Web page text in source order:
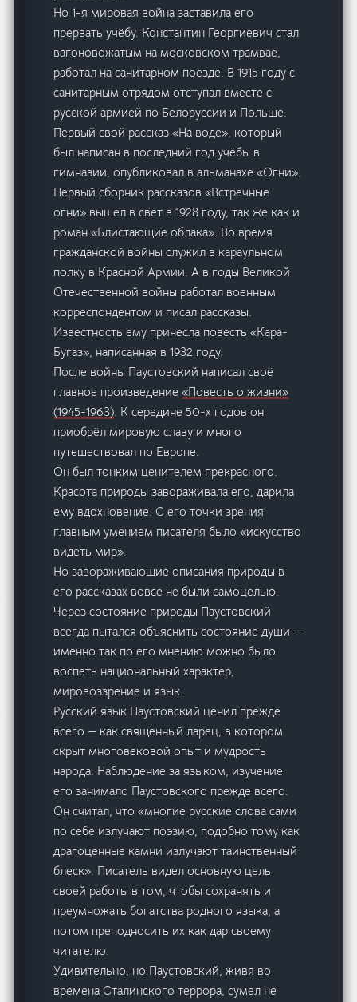
Но 1-я мировая война заставила его
прервать учёбу. Константин Георгиевич стал
вагоновожатым на московском трамвае,
работал на санитарном поезде. В 1915 году с
санитарным отрядом отступал вместе с
русской армией по Белоруссии и Польше.
Первый свой рассказ «На воде», который
был написан в последний год учёбы в
гимназии, опубликовал в альманахе «Огни».
Первый сборник рассказов «Встречные
огни» вышел в свет в 1928 году, так же как и
роман «Блистающие облака». Во время
гражданской войны служил в караульном
полку в Красной Армии. А в годы Великой
Отечественной войны работал военным
корреспондентом и писал рассказы.
Известность ему принесла повесть «Кара-
Бугаз», написанная в 1932 году.
После войны Паустовский написал своё
главное произведение«Повесть о жизни»
(1945-1963). К середине 50-х годов он
приобрёл мировую славу и много
путешествовал по Европе.
Он был тонким ценителем прекрасного.
Красота природы завораживала его, дарила
ему вдохновение. С его точки зрения
главным умением писателя было «искусство
видеть мир».
Но завораживающие описания природы в
его рассказах вовсе не были самоцелью.
Через состояние природы Паустовский
всегда пытался объяснить состояние души —
именно так по его мнению можно было
воспеть национальный характер,
мировоззрение и язык.
Русский язык Паустовский ценил прежде
всего — как священный ларец, в котором
скрыт многовековой опыт и мудрость
народа. Наблюдение за языком, изучение
его занимало Паустовского прежде всего.
Он считал, что «многие русские слова сами
по себе излучают поэзию, подобно тому как
драгоценные камни излучают таинственный
блеск». Писатель видел основную цель
своей работы в том, чтобы сохранять и
преумножать богатства родного языка, а
потом преподносить их как дар своему
читателю.
Удивительно, но Паустовский, живя во
времена Сталинского террора, сумел не